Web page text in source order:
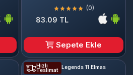
(0)
83.09 TL
Sepete Ekle
Hızlı
Teslimat
Mobile Legends 11 Elmas